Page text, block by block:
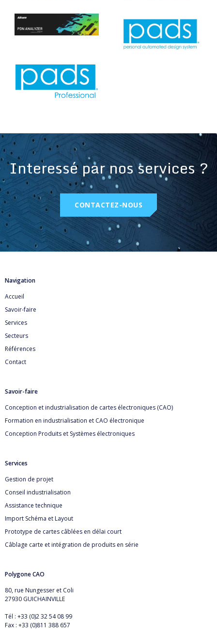
Interessé par nos services ?
CONTACTEZ-NOUS
Navigation
Accueil
Savoir-faire
Services
Secteurs
Références
Contact
Savoir-faire
Conception et industrialisation de cartes électroniques (CAO)
Formation en industrialisation et CAO électronique
Conception Produits et Systèmes électroniques
Services
Gestion de projet
Conseil industrialisation
Assistance technique
Import Schéma et Layout
Prototype de cartes câblées en délai court
Câblage carte et intégration de produits en série
Polygone CAO
80, rue Nungesser et Coli
27930 GUICHAINVILLE
Tél : +33 (0)2 32 54 08 99
Fax : +33 (0)811 388 657